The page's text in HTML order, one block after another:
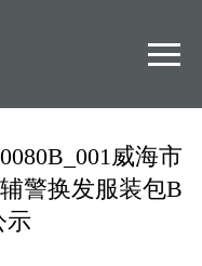
威海市
警换发服装包B
示